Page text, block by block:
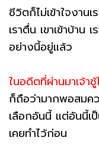
ชีวิตก็ไม่เข้าใจงานเ
เราตื่น เขาเข้าบ้าน
อย่างนี้อยู่แล้ว
ในอดีตที่ผ่านมาเจ้า
ก็ถือว่ามากพอสมค
เลือกอันนี้ แต่อันนี้เ
เคยทำไว้ก่อน